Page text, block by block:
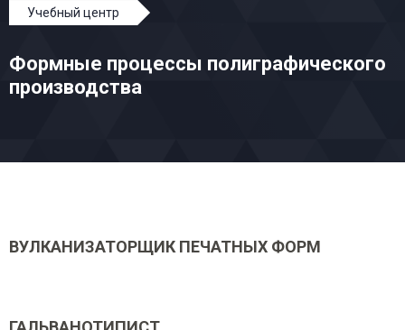
Учебный центр
Формные процессы полиграфического производства
Формные процессы полиграфического
производства
ВУЛКАНИЗАТОРЩИК ПЕЧАТНЫХ ФОРМ